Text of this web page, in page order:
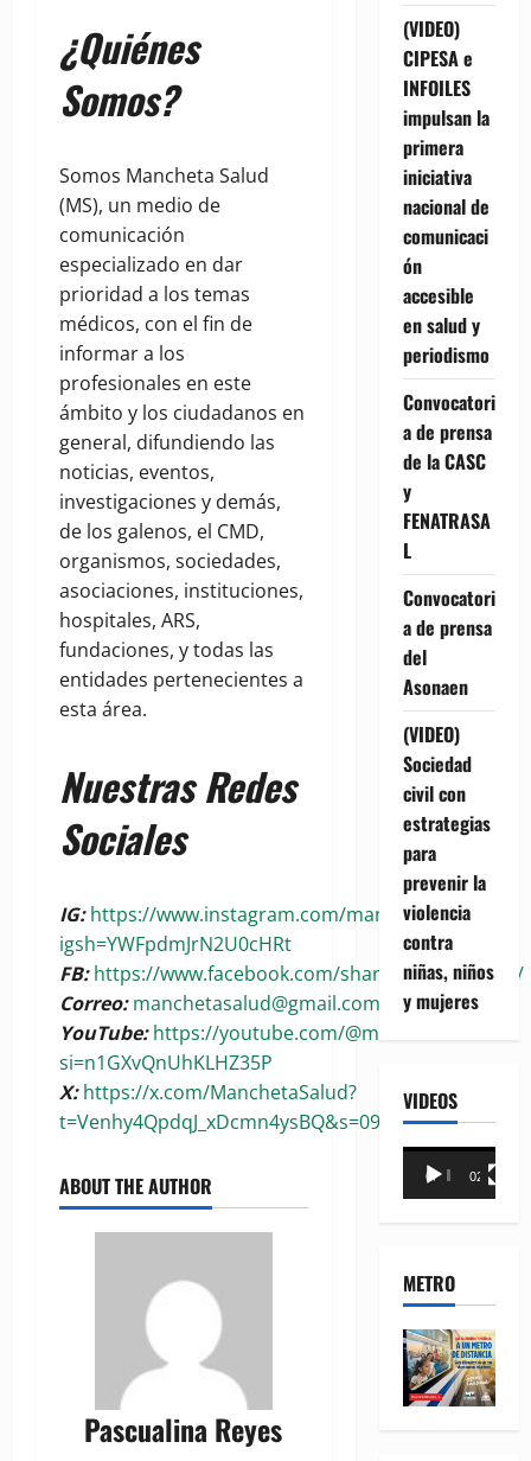
¿Quiénes
Somos?
Somos Mancheta Salud
(MS), un medio de
comunicación
especializado en dar
prioridad a los temas
médicos, con el fin de
informar a los
profesionales en este
ámbito y los ciudadanos en
general, difundiendo las
noticias, eventos,
investigaciones y demás,
de los galenos, el CMD,
organismos, sociedades,
asociaciones, instituciones,
hospitales, ARS,
fundaciones, y todas las
entidades pertenecientes a
esta área.
Nuestras Redes
Sociales
IG:https://www.instagram.com/manchetasalud?
igsh=YWFpdmJrN2U0cHRt
FB:https://www.facebook.com/share/1BoaKRywuG/
Correo:manchetasalud@gmail.com
YouTube: https://youtube.com/@manchetasalud?
si=n1GXvQnUhKLHZ35P
X:https://x.com/ManchetaSalud?
t=Venhy4QpdqJ_xDcmn4ysBQ&s=09
ABOUT THE AUTHOR
Pascualina Reyes
(VIDEO)
CIPESA e
INFOILES
impulsan la
primera
iniciativa
nacional de
comunicaci
ón
accesible
en salud y
periodismo
Convocatori
a de prensa
de la CASC
y
FENATRASA
L
Convocatori
a de prensa
del
Asonaen
(VIDEO)
Sociedad
civil con
estrategias
para
prevenir la
violencia
contra
niñas, niños
y mujeres
VIDEOS
Reproductor
00:00 02:18
METRO